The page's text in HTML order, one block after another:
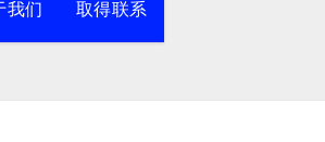
我们 取得联系